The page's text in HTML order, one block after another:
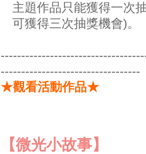
主題作品只能獲得一次
可獲得三次抽獎機會)。
----------------------------------
★觀看活動作品★
【微光小故事】